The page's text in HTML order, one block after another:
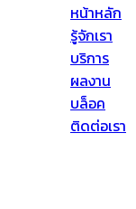
หน้าหลัก
รู้จักเรา
บริการ
ผลงาน
บล็อค
ติดต่อเรา